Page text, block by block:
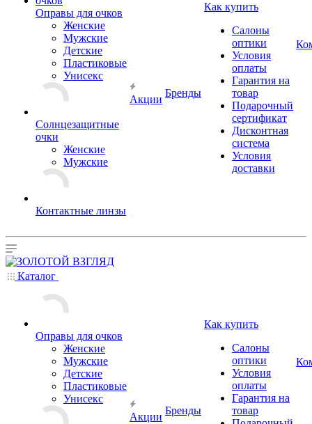
Оправы для очков
Женские
Мужские
Детские
Пластиковые
Унисекс
Солнцезащитные
очки
Женские
Мужские
Контактные линзы
Акции
Бренды
Как купить
Салоны
оптики
Условия
оплаты
Гарантия на
товар
Подарочный
сертификат
Дисконтная
система
Условия
доставки
Каталог
Оправы для очков
Женские
Мужские
Детские
Пластиковые
Унисекс
Акции
Бренды
Как купить
Салоны
оптики
Условия
оплаты
Гарантия на
товар